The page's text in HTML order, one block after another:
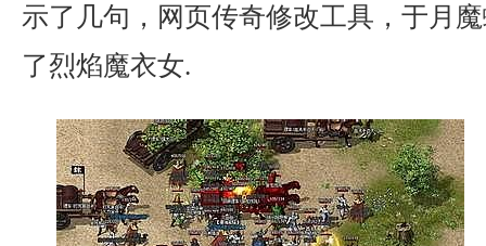
示了几句，网页传奇修改工具，于月
了烈焰魔衣女.